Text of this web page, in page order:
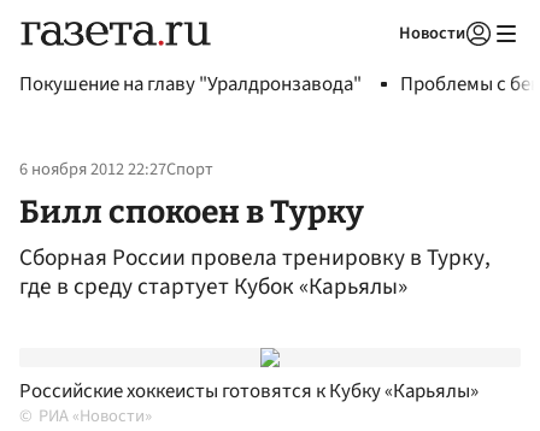
Новости
Покушение на главу "Уралдронзавода" Проблемы с
6 ноября 2012 22:27Спорт
Билл спокоен в Турку
Сборная России провела тренировку в Турку,
где в среду стартует Кубок «Карьялы»
Российские хоккеисты готовятся к Кубку «Карьялы»
РИА «Новости»